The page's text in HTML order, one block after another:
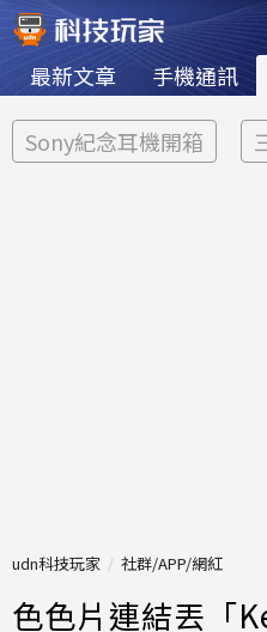
最新文章 手機通訊
Sony紀念耳機開箱
udn科技玩家 社群/APP/網紅
色色片連結丟「